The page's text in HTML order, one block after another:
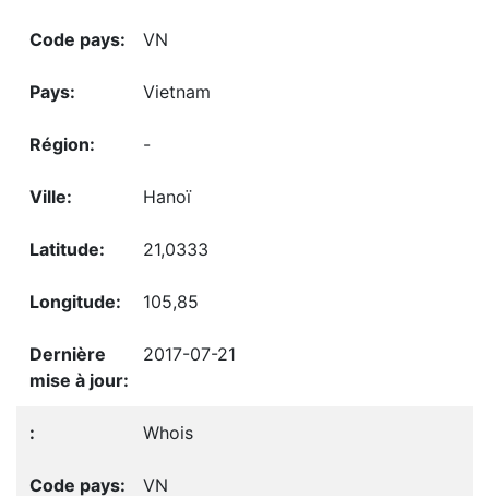
VN
Vietnam
-
Hanoï
21,0333
105,85
2017-07-21
Whois
VN